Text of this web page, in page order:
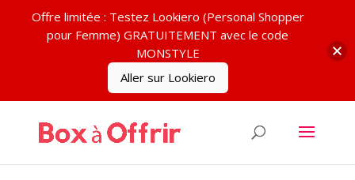
Offre limitée : Testez Lookiero (Personal Shopper
pour Femme) GRATUITEMENT avec le code
MONSTYLE
Aller sur Lookiero